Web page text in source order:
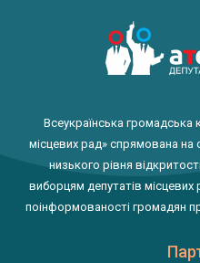
Всеукраїнська громадська
місцевих рад» спрямована
низького рівня
виборцям депутатів
поінформованості громадян